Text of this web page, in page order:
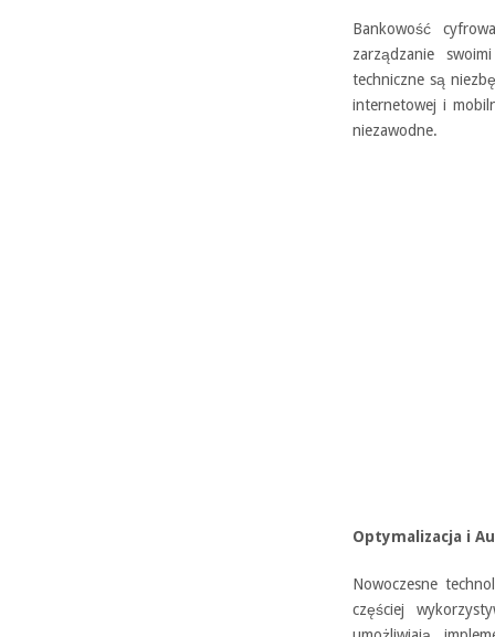
Bankowość
zarządzanie
techniczne są
internetowej i
niezawodne.
Optymalizacja i
Nowoczesne
częściej